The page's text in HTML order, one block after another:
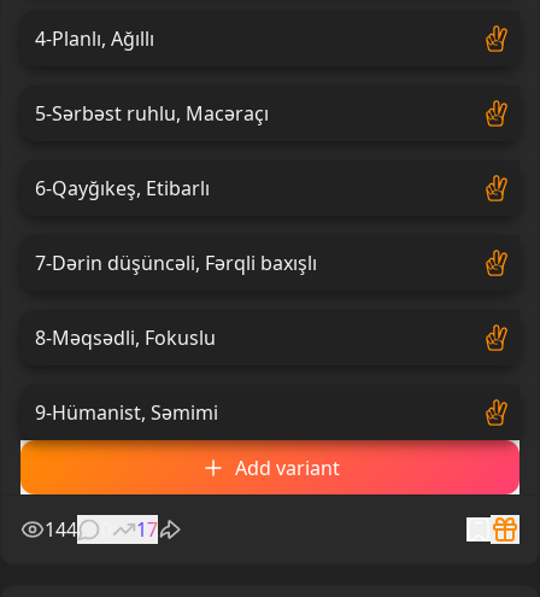
4-Planlı, Ağıllı
5-Sərbəst ruhlu, Macəraçı
6-Qayğıkeş, Etibarlı
7-Dərin düşüncəli, Fərqli baxışlı
8-Məqsədli, Fokuslu
9-Hümanist, Səmimi
Add variant
144 17